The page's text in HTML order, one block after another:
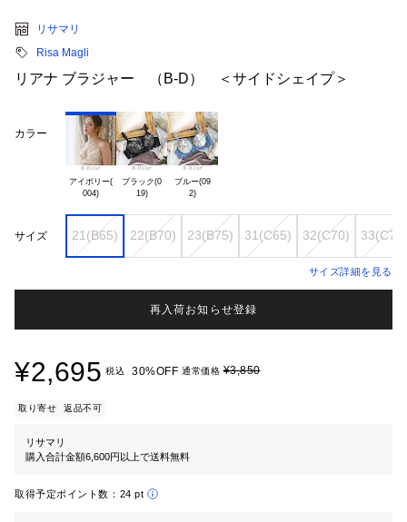
リサマリ
Risa Magli
リアナ ブラジャー （B-D） ＜サイドシェイプ＞
カラー
アイボリー(
ブラック(0
19)
ブルー(09
サイズ 21(B65) 22(B70) 23(B75) 31(C65) 32(C70) 33(C75)
サイズ詳細を見る
再入荷お知らせ登録
¥2,695 税込 30%OFF 通常価格¥3,850
取り寄せ 返品不可
リサマリ
購入合計金額6,600円以上で送料無料
取得予定ポイント数： 24 pt